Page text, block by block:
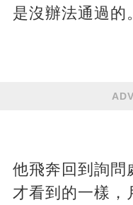
是沒辦法通過的
他飛奔回到詢問
才看到的一樣，